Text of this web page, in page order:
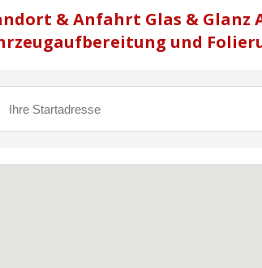
& Anfahrt Glas & Glanz
und